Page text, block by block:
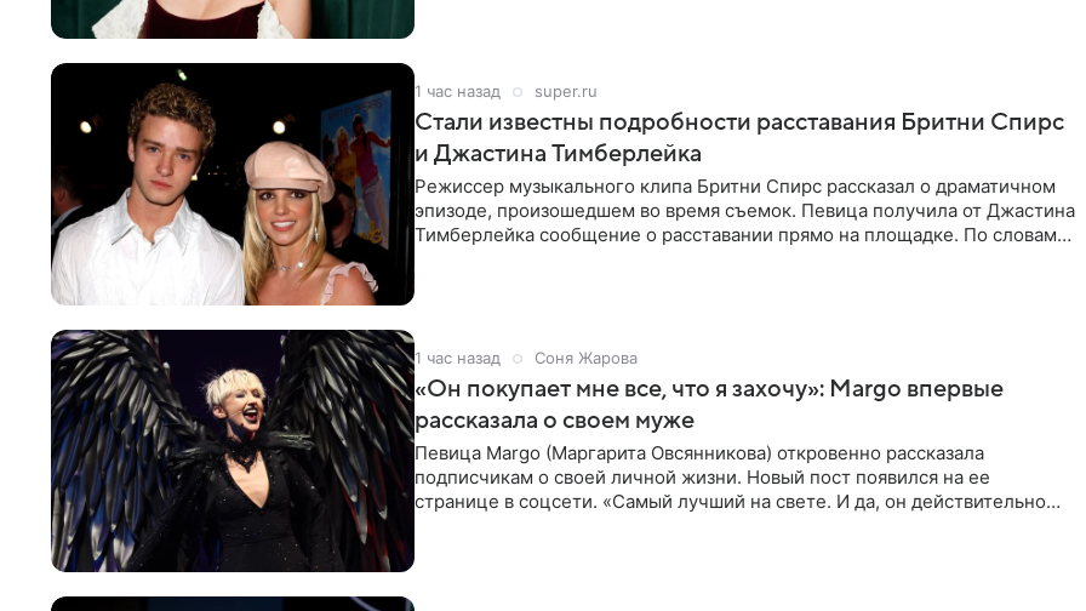
1 час назад super.ru
Стали известны подробности расставания Бритни Спирс
и Джастина Тимберлейка
Режиссер музыкального клипа Бритни Спирс рассказал о драматичном
эпизоде, произошедшем во время съемок. Певица получила от Джастина
Тимберлейка сообщение о расставании прямо на площадке. По словам
1 час назад Соня Жарова
«Он покупает мне все, что я захочу»: Margo впервые
рассказала о своем муже
Певица Margo (Маргарита Овсянникова) откровенно рассказала
подписчикам о своей личной жизни. Новый пост появился на ее
странице в соцсети. «Самый лучший на свете. И да, он действительно